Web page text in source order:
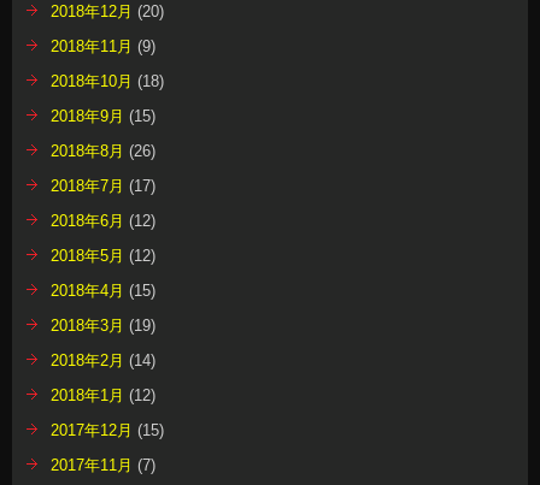
2018年12月 (20)
2018年11月 (9)
2018年10月 (18)
2018年9月 (15)
2018年8月 (26)
2018年7月 (17)
2018年6月 (12)
2018年5月 (12)
2018年4月 (15)
2018年3月 (19)
2018年2月 (14)
2018年1月 (12)
2017年12月 (15)
2017年11月 (7)